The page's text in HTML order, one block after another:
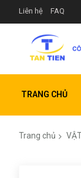
Liên hệ FAQ
TRANG CHỦ
Trang chủ